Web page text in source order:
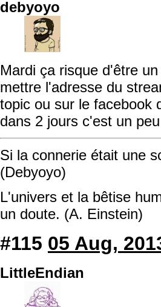
debyoyo
Mardi ça risque d'être
mettre l'adresse du
topic ou sur le facebook
dans 2 jours c'est un
Si la connerie était une
(Debyoyo)
L'univers et la bêtise
un doute. (A. Einstein)
#115 05 Aug,
LittleEndian